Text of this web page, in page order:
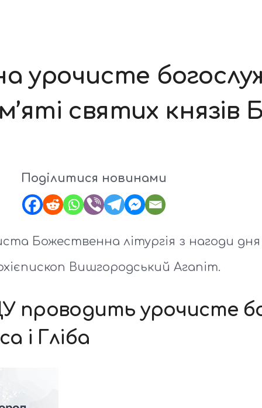
урочисте
святих князів
Поділитися новинами
Божественна літургія з нагоди дня
Вишгородський Агапіт.
проводить урочисте
і Гліба